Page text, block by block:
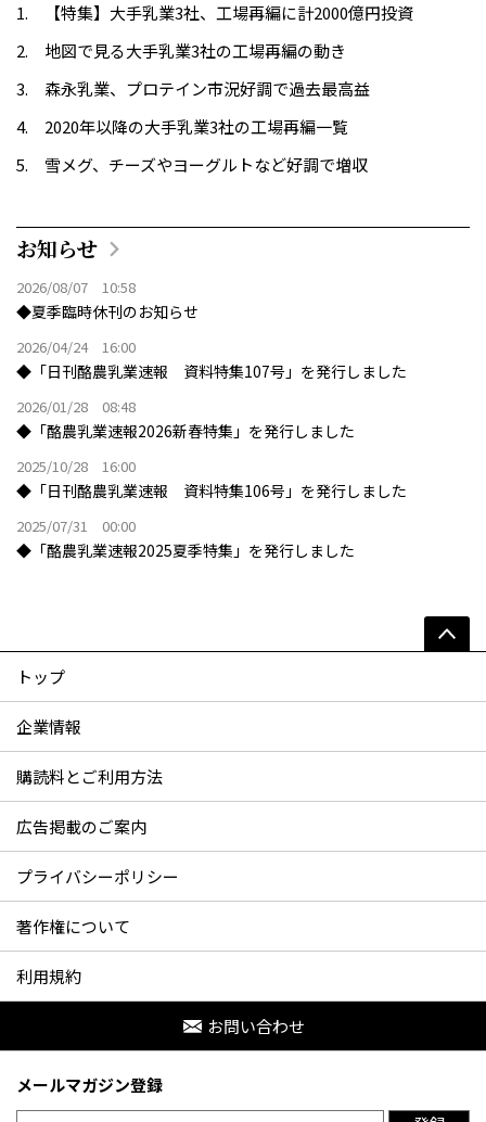
【特集】大手乳業3社、工場再編に計2000億円投資
地図で見る大手乳業3社の工場再編の動き
森永乳業、プロテイン市況好調で過去最高益
2020年以降の大手乳業3社の工場再編一覧
雪メグ、チーズやヨーグルトなど好調で増収
お知らせ
2026/08/07 10:58
◆夏季臨時休刊のお知らせ
2026/04/24 16:00
◆「日刊酪農乳業速報 資料特集107号」を発行しました
2026/01/28 08:48
◆「酪農乳業速報2026新春特集」を発行しました
2025/10/28 16:00
◆「日刊酪農乳業速報 資料特集106号」を発行しました
2025/07/31 00:00
◆「酪農乳業速報2025夏季特集」を発行しました
トップ
企業情報
購読料とご利用方法
広告掲載のご案内
プライバシーポリシー
著作権について
利用規約
お問い合わせ
メールマガジン登録